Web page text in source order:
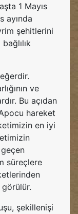
1 Mayıs
ayında
şehitlerini
ve
Bu açıdan
hareket
en iyi
süreçlere
şekillenişi